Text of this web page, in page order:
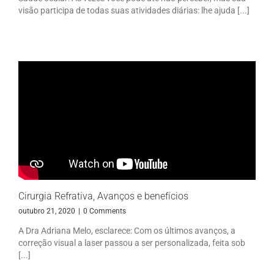
visão participa de todas suas atividades diárias: lhe ajuda [...]
Cirurgia Refrativa, Avanços e benefícios
outubro 21, 2020 0 Comments
A Dra Adriana Melo, esclarece: Com os últimos avanços, a
correção visual a laser passou a ser personalizada, feita sob
[...]